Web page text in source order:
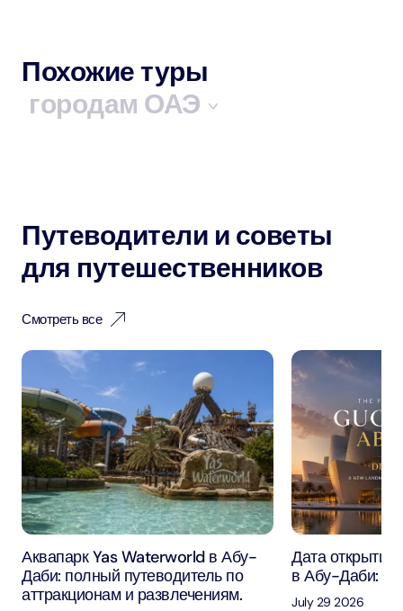
Похожие туры
городам ОАЭ
Путеводители и советы
для путешественников
Смотреть все
Аквапарк Yas Waterworld в Абу-
Даби: полный путеводитель по
аттракционам и развлечениям.
Дата открытия
в Абу-Даби:
July 29 2026